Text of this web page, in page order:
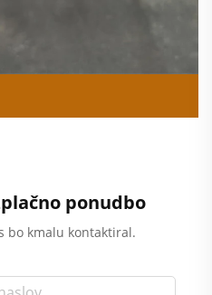
ponudbo
bo kmalu kontaktiral.